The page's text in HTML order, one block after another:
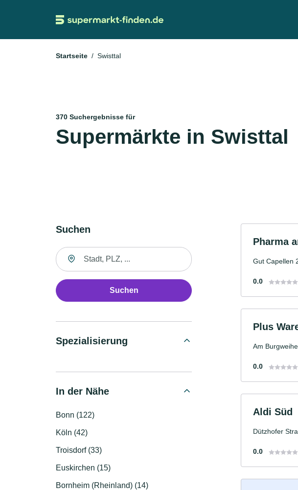
Startseite Swisttal
370 Suchergebnisse für
Supermärkte in Swisttal
Suchen
Suche nach Ort
Suchen
Spezialisierung
In der Nähe
Bonn (122)
Köln (42)
Troisdorf (33)
Euskirchen (15)
Bornheim (Rheinland) (14)
Pharma
Gut Capellen
0.0
Plus
Am
0.0
Aldi Süd
Dützhofer
0.0